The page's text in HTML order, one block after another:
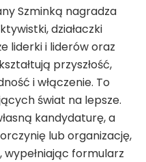
Szminką nagradza
działaczki
liderki i liderów oraz
przyszłość,
i włączenie. To
świat na lepsze.
kandydaturę, a
lub organizację,
formularz